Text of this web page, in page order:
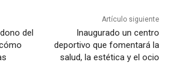
del
Artículo siguiente
Inaugurado un centro
deportivo que fomentará la
salud, la estética y el ocio